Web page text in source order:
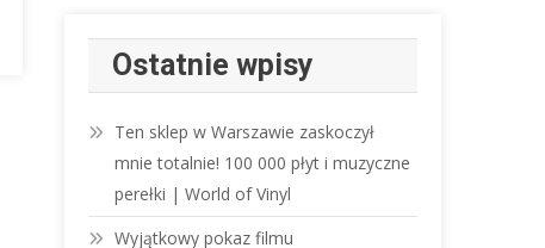
Ostatnie wpisy
Ten sklep w Warszawie zaskoczył
mnie totalnie! 100 000 płyt i muzyczne
perełki | World of Vinyl
Wyjątkowy pokaz filmu